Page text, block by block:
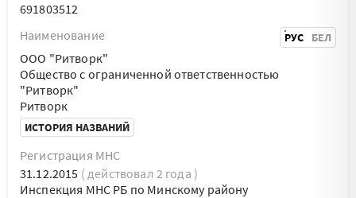
691803512
Наименование
РУС БЕЛ
ООО "Ритворк"
Общество с ограниченной ответственностью
"Ритворк"
Ритворк
ИСТОРИЯ НАЗВАНИЙ
Регистрация МНС
31.12.2015 ( действовал 2 года )
Инспекция МНС РБ по Минскому району